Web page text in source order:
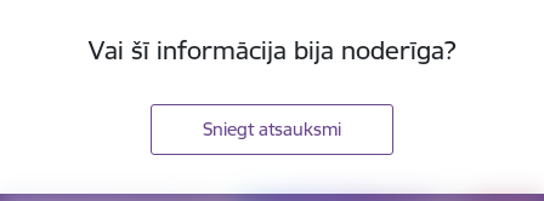
Vai šī informācija bija noderīga?
Sniegt atsauksmi